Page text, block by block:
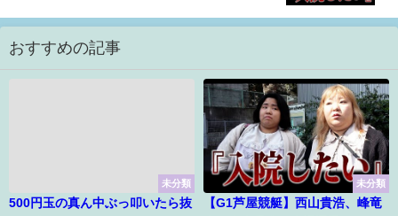
おすすめの記事
未分類
500円玉の真ん中ぶっ叩いたら抜
未分類
【G1芦屋競艇】西山貴浩、峰竜